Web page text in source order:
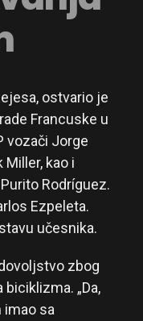
ostvario je
Francuske u
vozači Jorge
Miller, kao i
Rodríguez.
Ezpeleta.
učesnika.
zbog
„Da,
sa